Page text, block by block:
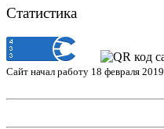
Статистика
Сайт начал работу 18 февраля 2019